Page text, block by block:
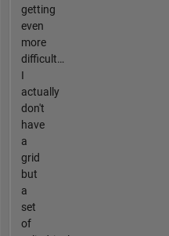
getting
even
more
difficult…
I
actually
don't
have
a
grid
but
a
set
of